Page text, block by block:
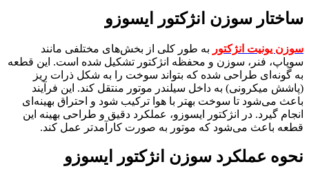
ساختار سوزن انژکتور ایسوزو
سوزن یونیت انژکتور به طور کلی از بخش‌های مختلفی مانند
سوپاپ، فنر، سوزن و محفظه انژکتور تشکیل شده است. این قطعه
به گونه‌ای طراحی شده که بتواند سوخت را به شکل ذرات ریز
(پاشش میکرونی) به داخل سیلندر موتور منتقل کند. این فرآیند
باعث می‌شود تا سوخت بهتر با هوا ترکیب شود و احتراق بهینه‌ای
انجام گیرد. در انژکتور ایسوزو، عملکرد دقیق و طراحی بهینه این
قطعه باعث می‌شود که موتور به صورت کارآمدتر عمل کند.
نحوه عملکرد سوزن انژکتور ایسوزو